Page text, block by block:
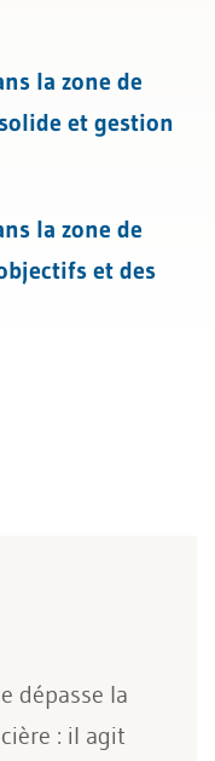
la zone de
et gestion
la zone de
et des
dépasse la
: il agit